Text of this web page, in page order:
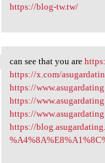
https://blog-tw.tw/
can see that you are
can see that you are
https://x.com/
https://
https://
https://
https://